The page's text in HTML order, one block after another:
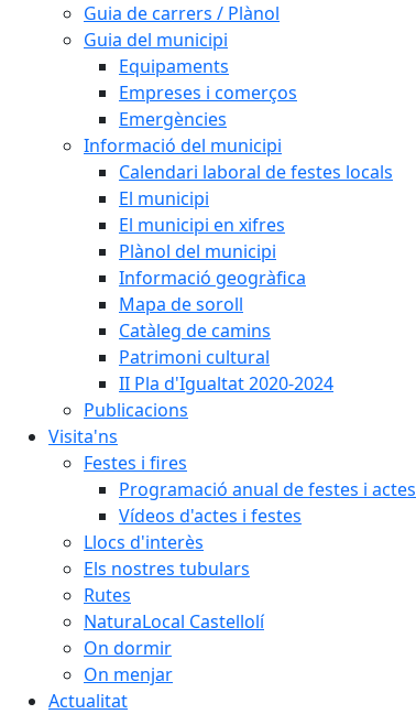
Guia de carrers / Plànol
Guia del municipi
Equipaments
Empreses i comerços
Emergències
Informació del municipi
Calendari laboral de festes locals
El municipi
El municipi en xifres
Plànol del municipi
Informació geogràfica
Mapa de soroll
Catàleg de camins
Patrimoni cultural
II Pla d'Igualtat 2020-2024
Publicacions
Visita'ns
Festes i fires
Programació anual de festes i actes
Vídeos d'actes i festes
Llocs d'interès
Els nostres tubulars
Rutes
NaturaLocal Castellolí
On dormir
On menjar
Actualitat